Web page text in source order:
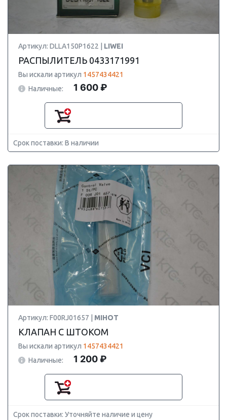
Артикул: DLLA150P1622 | LIWEI
РАСПЫЛИТЕЛЬ 0433171991
Вы искали артикул 1457434421
Наличные:
1 600 ₽
Срок поставки: В наличии
Артикул: F00RJ01657 | MIHOT
КЛАПАН С ШТОКОМ
Вы искали артикул 1457434421
Наличные:
1 200 ₽
Срок поставки: Уточняйте наличие и цену